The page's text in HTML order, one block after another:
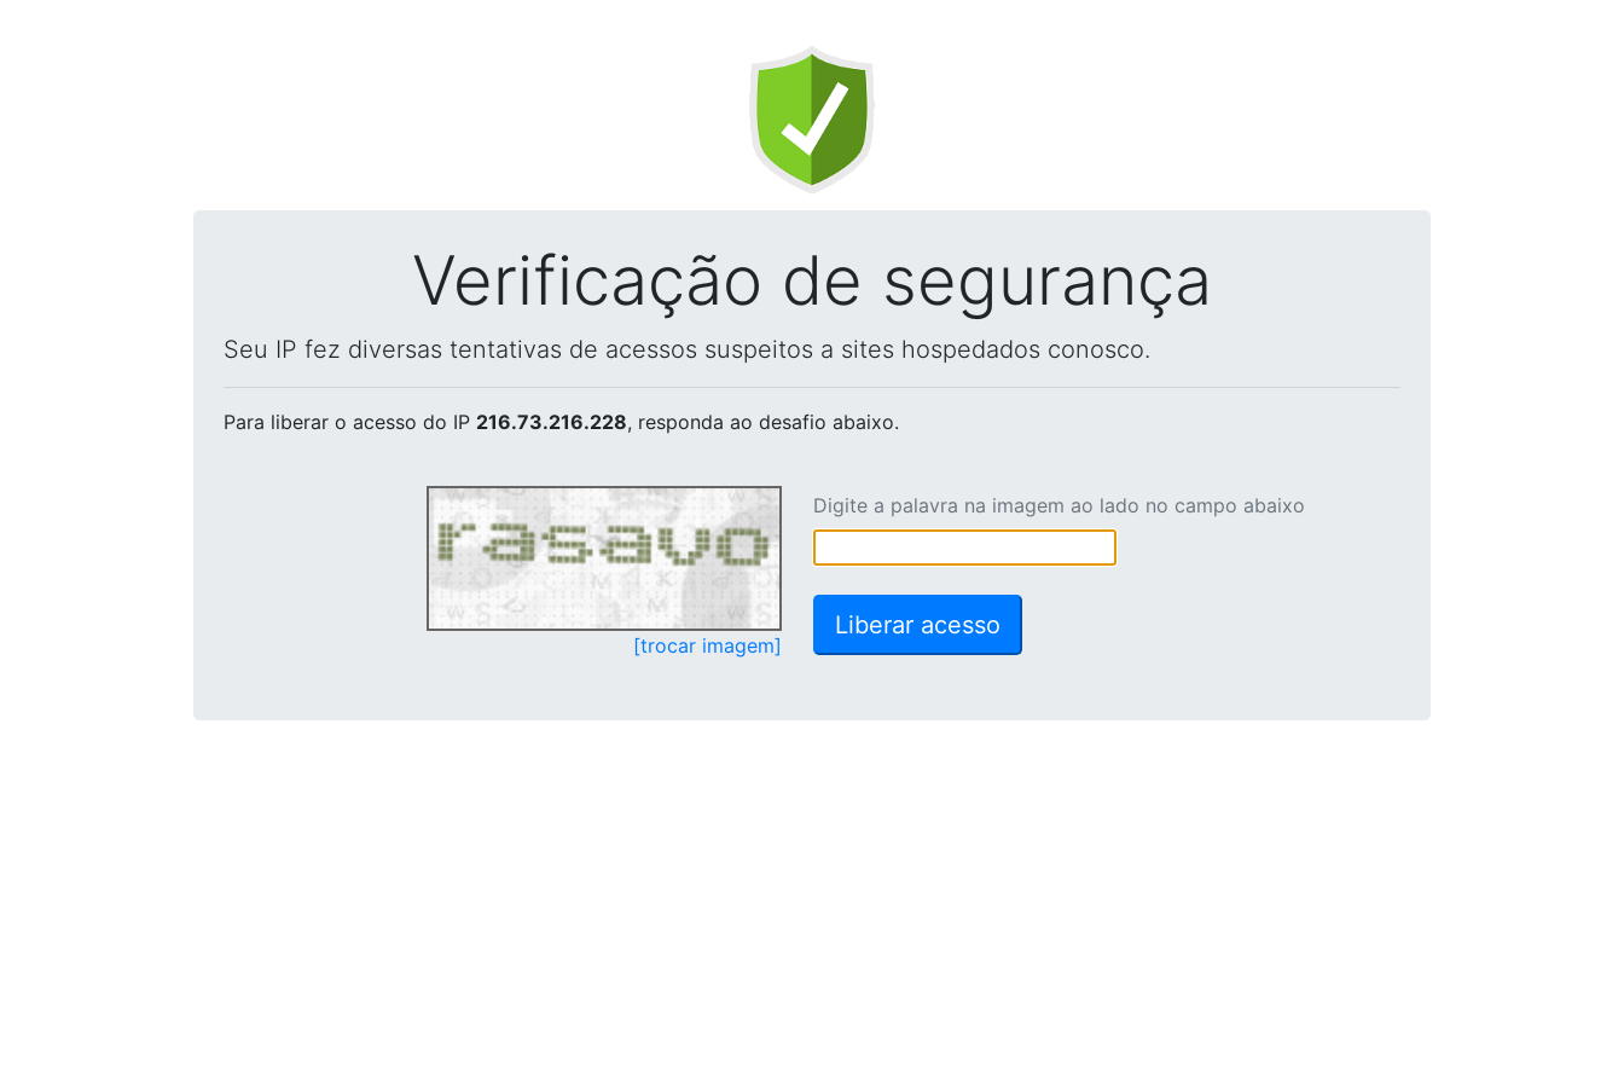
Verificação de segurança
Seu IP fez diversas tentativas de acessos suspeitos a sites hospedados conosco.
Para liberar o acesso do IP 216.73.216.228, responda ao desafio abaixo.
[trocar imagem]
Digite a palavra na imagem ao lado no campo abaixo